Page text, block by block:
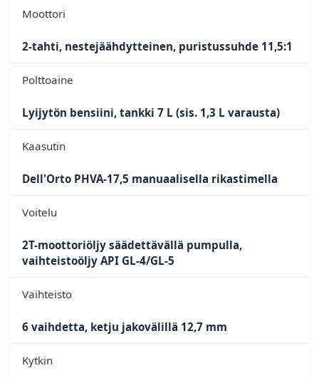
Moottori
2-tahti, nestejäähdytteinen, puristussuhde 11,5:1
Polttoaine
Lyijytön bensiini, tankki 7 L (sis. 1,3 L varausta)
Kaasutin
Dell'Orto PHVA-17,5 manuaalisella rikastimella
Voitelu
2T-moottoriöljy säädettävällä pumpulla,
vaihteistoöljy API GL-4/GL-5
Vaihteisto
6 vaihdetta, ketju jakovälillä 12,7 mm
Kytkin